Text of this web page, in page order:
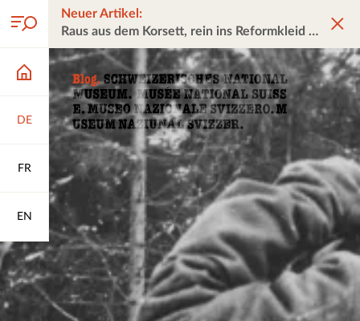
DE
FR
EN
Neuer Artikel:
Raus aus dem Korsett, rein ins Reformkleid